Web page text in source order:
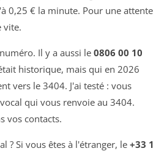
0,25 € la minute. Pour une attente
vite.
Il y a aussi le 0806 00 10
historique, mais qui en 2026
vers le 3404. J'ai testé : vous
qui vous renvoie au 3404.
vos contacts.
? Si vous êtes à l'étranger, le +33 1